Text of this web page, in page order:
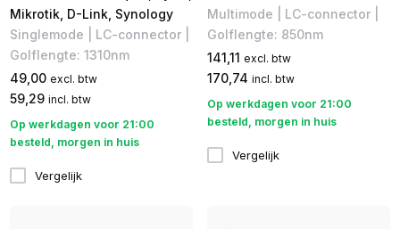
Mikrotik, D-Link, Synology
Singlemode | LC-connector |
Golflengte: 1310nm
49,00 excl. btw
59,29 incl. btw
Op werkdagen voor 21:00
besteld, morgen in huis
Vergelijk
Multimode | LC-connector |
Golflengte: 850nm
141,11 excl. btw
170,74 incl. btw
Op werkdagen voor 21:00
besteld, morgen in huis
Vergelijk